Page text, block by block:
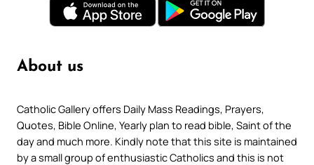
About us
Catholic Gallery offers Daily Mass Readings, Prayers,
Quotes, Bible Online, Yearly plan to read bible, Saint of the
day and much more. Kindly note that this site is maintained
by a small group of enthusiastic Catholics and this is not